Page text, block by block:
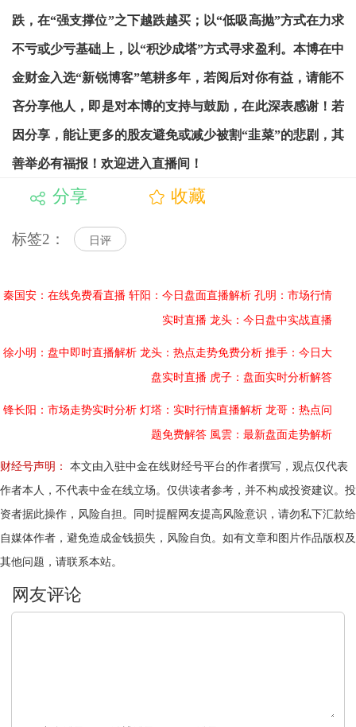
跌，在“强支撑位”之下越跌越买；以“低吸高抛”方式在力求
不亏或少亏基础上，以“积沙成塔”方式寻求盈利。本博在中
金财金入选“新锐博客”笔耕多年，若阅后对你有益，请能不
吝分享他人，即是对本博的支持与鼓励，在此深表感谢！若
因分享，能让更多的股友避免或减少被割“韭菜”的悲剧，其
善举必有福报！欢迎进入直播间！
分享 收藏
标签2： 日评
秦国安：在线免费看直播 轩阳：今日盘面直播解析 孔明：市场行情
实时直播 龙头：今日盘中实战直播
徐小明：盘中即时直播解析 龙头：热点走势免费分析 推手：今日大
盘实时直播 虎子：盘面实时分析解答
锋长阳：市场走势实时分析 灯塔：实时行情直播解析 龙哥：热点问
题免费解答 風雲：最新盘面走势解析
财经号声明：
本文由入驻中金在线财经号平台的作者撰写，观点仅代表
作者本人，不代表中金在线立场。仅供读者参考，并不构成投资建议。投
资者据此操作，风险自担。同时提醒网友提高风险意识，请勿私下汇款给
自媒体作者，避免造成金钱损失，风险自负。如有文章和图片作品版权及
其他问题，请联系本站。